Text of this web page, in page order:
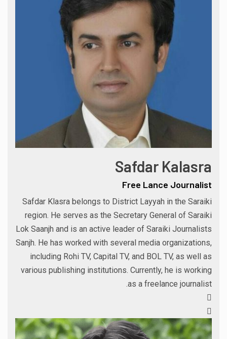
Safdar Kalasra
Free Lance Journalist
Safdar Klasra belongs to District Layyah in the Saraiki
region. He serves as the Secretary General of Saraiki
Lok Saanjh and is an active leader of Saraiki Journalists
Sanjh. He has worked with several media organizations,
including Rohi TV, Capital TV, and BOL TV, as well as
various publishing institutions. Currently, he is working
as a freelance journalist.